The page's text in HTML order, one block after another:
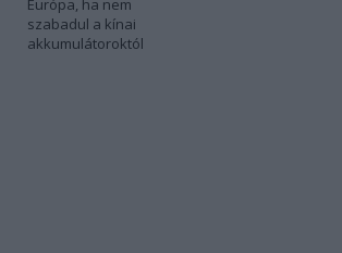
Európa, ha nem
szabadul a kínai
akkumulátoroktól